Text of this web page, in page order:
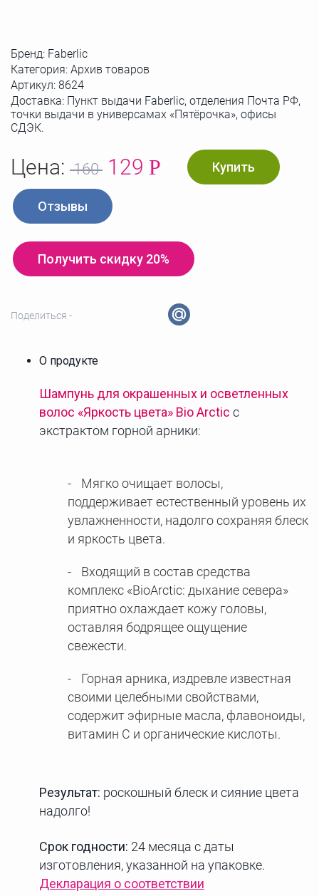
Бренд: Faberlic
Категория: Архив товаров
Артикул: 8624
Доставка: Пункт выдачи Faberlic, отделения Почта РФ,
точки выдачи в универсамах «Пятёрочка», офисы
СДЭК.
Цена: 160 129 Р Купить
Отзывы
Получить скидку 20%
Поделиться -
О продукте
Шампунь для окрашенных и осветленных
волос «Яркость цвета» Bio Arctic c
экстрактом горной арники:
Мягко очищает волосы,
поддерживает естественный уровень их
увлажненности, надолго сохраняя блеск
и яркость цвета.
Входящий в состав средства
комплекс «BioArctic: дыхание севера»
приятно охлаждает кожу головы,
оставляя бодрящее ощущение
свежести.
Горная арника, издревле известная
своими целебными свойствами,
содержит эфирные масла, флавоноиды,
витамин С и органические кислоты.
Результат: роскошный блеск и сияние цвета
надолго!
Срок годности: 24 месяца с даты
изготовления, указанной на упаковке.
Декларация о соответствии